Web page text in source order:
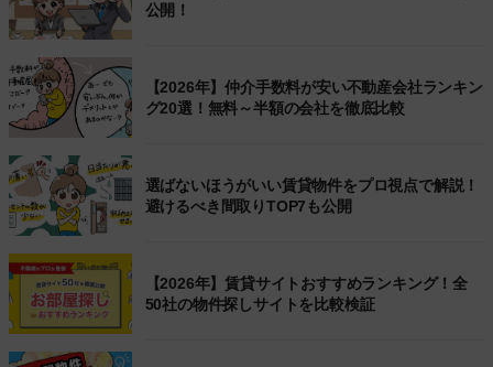
公開！
【2026年】仲介手数料が安い不動産会社ランキン
グ20選！無料～半額の会社を徹底比較
選ばないほうがいい賃貸物件をプロ視点で解説！
避けるべき間取りTOP7も公開
【2026年】賃貸サイトおすすめランキング！全
50社の物件探しサイトを比較検証